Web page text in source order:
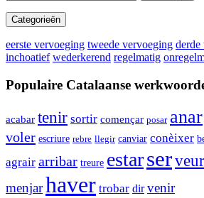
Categorieën
eerste vervoeging tweede vervoeging derde
inchoatief wederkerend regelmatig
Populaire Catalaanse
acabar tenir sortir començar posar anar
voler escriure rebre llegir canviar conèixer
agrair arribar treure estarser
menjarhaver trobar dir venir